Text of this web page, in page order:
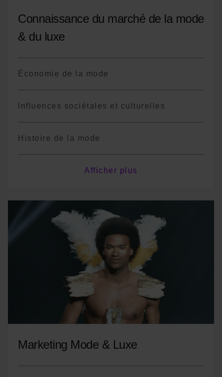
Connaissance du marché de la mode
& du luxe
Économie de la mode
Influences sociétales et culturelles
Histoire de la mode
Mode responsable
Tendances
Mode à l’international
*Le programme est non exhaustif, il pourra
y avoir des variations de cours ou des
changements de terminologie en fonction
Afficher plus
Marketing Mode & Luxe